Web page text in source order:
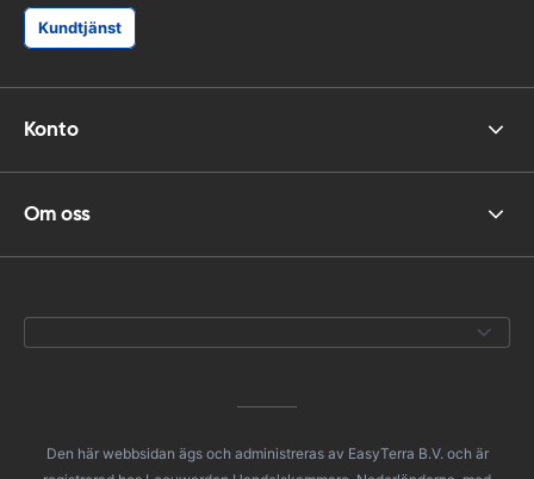
Kundtjänst
Konto
Om oss
Den här webbsidan ägs och administreras av EasyTerra B.V. och är